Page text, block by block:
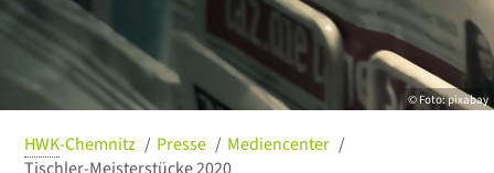
© Foto: pixabay
HWK-Chemnitz Presse
Mediencenter